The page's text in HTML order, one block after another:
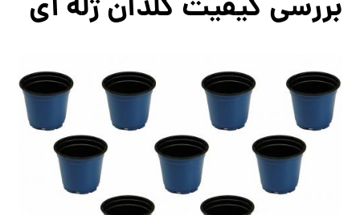
بررسی کیفیت گلدان ژله ای